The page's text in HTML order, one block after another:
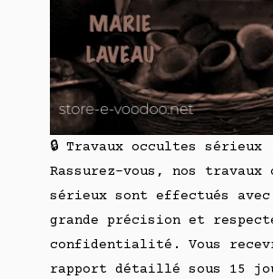
🔒 Travaux occultes sérieux
Rassurez-vous, nos travaux
sérieux sont effectués
grande précision et
confidentialité. Vous
rapport détaillé sous 15